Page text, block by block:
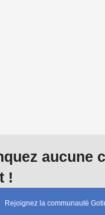
aucune
!
Rejoignez la communauté